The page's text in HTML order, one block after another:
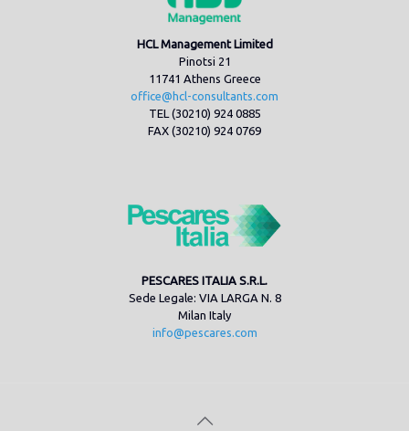
HCL Management Limited
Pinotsi 21
11741 Athens Greece
office@hcl-consultants.com
TEL (30210) 924 0885
FAX (30210) 924 0769
PESCARES ITALIA S.R.L.
Sede Legale: VIA LARGA N. 8
Milan Italy
info@pescares.com